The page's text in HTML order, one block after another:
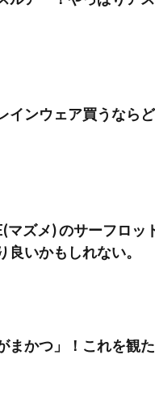
インウェア買うなら
マズメ) のサーフロッ
良いかもしれない。
まかつ」！これを観